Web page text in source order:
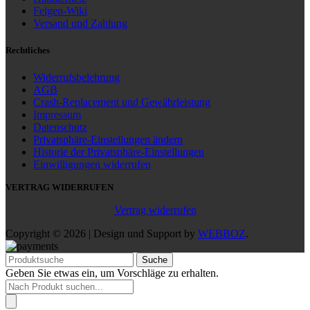
Felgen-Wiki
Versand und Zahlung
Rechtliches
Widerrufsbelehrung
AGB
Crash-Replacement und Gewährleistung
Impressum
Datenschutz
Privatsphäre-Einstellungen ändern
Historie der Privatsphäre-Einstellungen
Einwilligungen widerrufen
VERTRAG WIDERRUFEN
Vertrag widerrufen
Copyright © 2026 | Design und Support by WEBBOZ.
Suche
Geben Sie etwas ein, um Vorschläge zu erhalten.
Products
search